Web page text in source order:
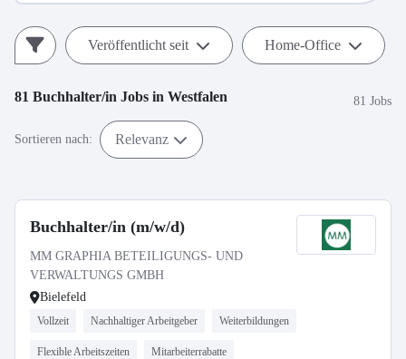
Veröffentlicht seit Home-Office
81 Buchhalter/in Jobs in Westfalen 81 Jobs
Sortieren nach: Relevanz
Buchhalter/in (m/w/d)
MM GRAPHIA BETEILIGUNGS- UND
VERWALTUNGS GMBH
Bielefeld
Vollzeit Nachhaltiger Arbeitgeber Weiterbildungen
Flexible Arbeitszeiten Mitarbeiterrabatte